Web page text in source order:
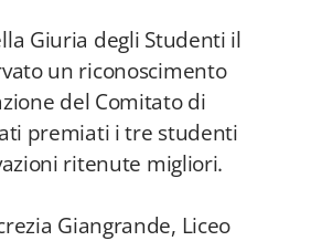
Giuria degli Studenti il
un riconoscimento
del Comitato di
premiati i tre studenti
ritenute migliori.
Giangrande, Liceo